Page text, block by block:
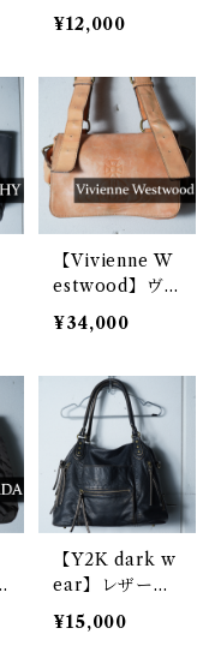
ンティ マルチ
カラーブロック
ーバッグ
¥12,000
【Vivienne W
estwood】ヴ
ィヴィアンウエ
ストウッド エ
ゴアコードレザ
ーショルダーバ
ッグ beige
¥34,000
【Y2K dark w
ear】レザート
ートバッグ bla
ck
¥15,000